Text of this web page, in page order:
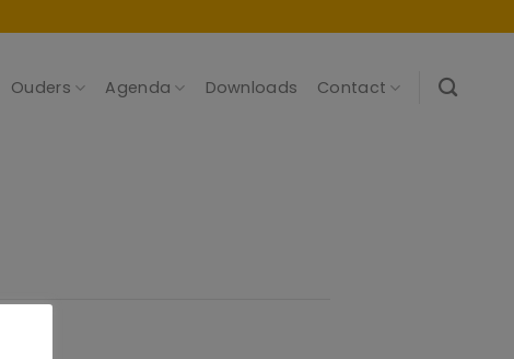
Ouders Agenda Downloads Contact